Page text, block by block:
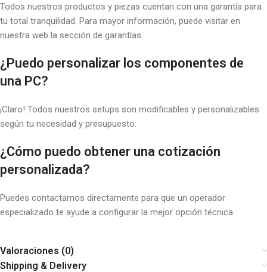
Todos nuestros productos y piezas cuentan con una garantía para
tu total tranquilidad. Para mayor información, puede visitar en
nuestra web la sección de garantías.
¿Puedo personalizar los componentes de
una PC?
¡Claro! Todos nuestros setups son modificables y personalizables
según tu necesidad y presupuesto.
¿Cómo puedo obtener una cotización
personalizada?
Puedes contactarnos directamente para que un operador
especializado te ayude a configurar la mejor opción técnica.
Valoraciones (0)
Shipping & Delivery